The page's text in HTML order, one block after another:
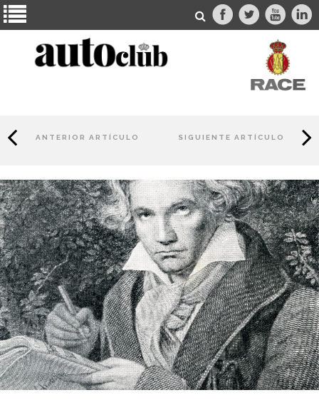
ANTERIOR ARTÍCULO SIGUIENTE ARTÍCULO